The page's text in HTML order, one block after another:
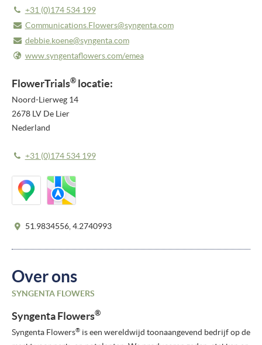
FOTO'S
OVER FLOWERTRIALS®
CONTACT
+31 (0)174 534 199
Communications.Flowers@syngenta.com
debbie.koene@syngenta.com
www.syngentaflowers.com/emea
FlowerTrials® locatie:
Noord-Lierweg 14
2678 LV De Lier
Nederland
+31 (0)174 534 199
51.9834556, 4.2740993
Over ons
SYNGENTA FLOWERS
Syngenta Flowers®
Syngenta Flowers® is een wereldwijd toonaangevend bedrijf op de